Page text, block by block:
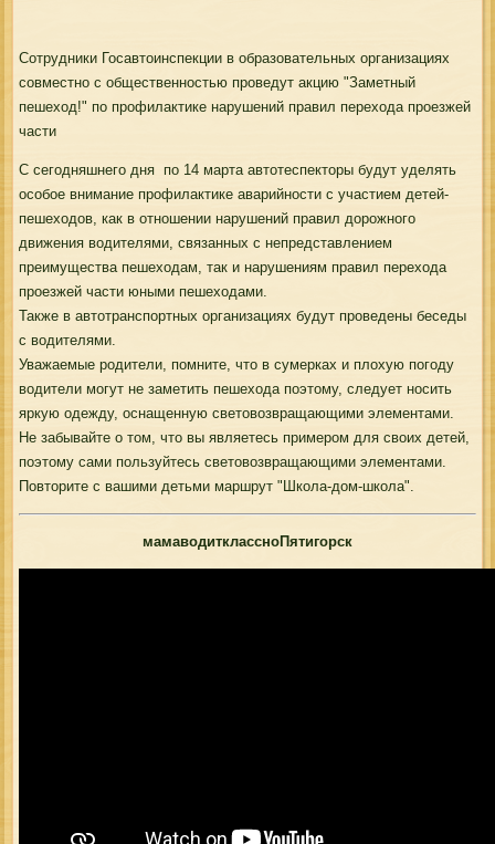
Сотрудники Госавтоинспекции в образовательных организациях
совместно с общественностью проведут акцию "Заметный
пешеход!" по профилактике нарушений правил перехода проезжей
части
С сегодняшнего дня по 14 марта автотеспекторы будут уделять
особое внимание профилактике аварийности с участием детей-
пешеходов, как в отношении нарушений правил дорожного
движения водителями, связанных с непредставлением
преимущества пешеходам, так и нарушениям правил перехода
проезжей части юными пешеходами.
Также в автотранспортных организациях будут проведены беседы
с водителями.
Уважаемые родители, помните, что в сумерках и плохую погоду
водители могут не заметить пешехода поэтому, следует носить
яркую одежду, оснащенную световозвращающими элементами.
Не забывайте о том, что вы являетесь примером для своих детей,
поэтому сами пользуйтесь световозвращающими элементами.
Повторите с вашими детьми маршрут "Школа-дом-школа".
мамаводитклассноПятигорск